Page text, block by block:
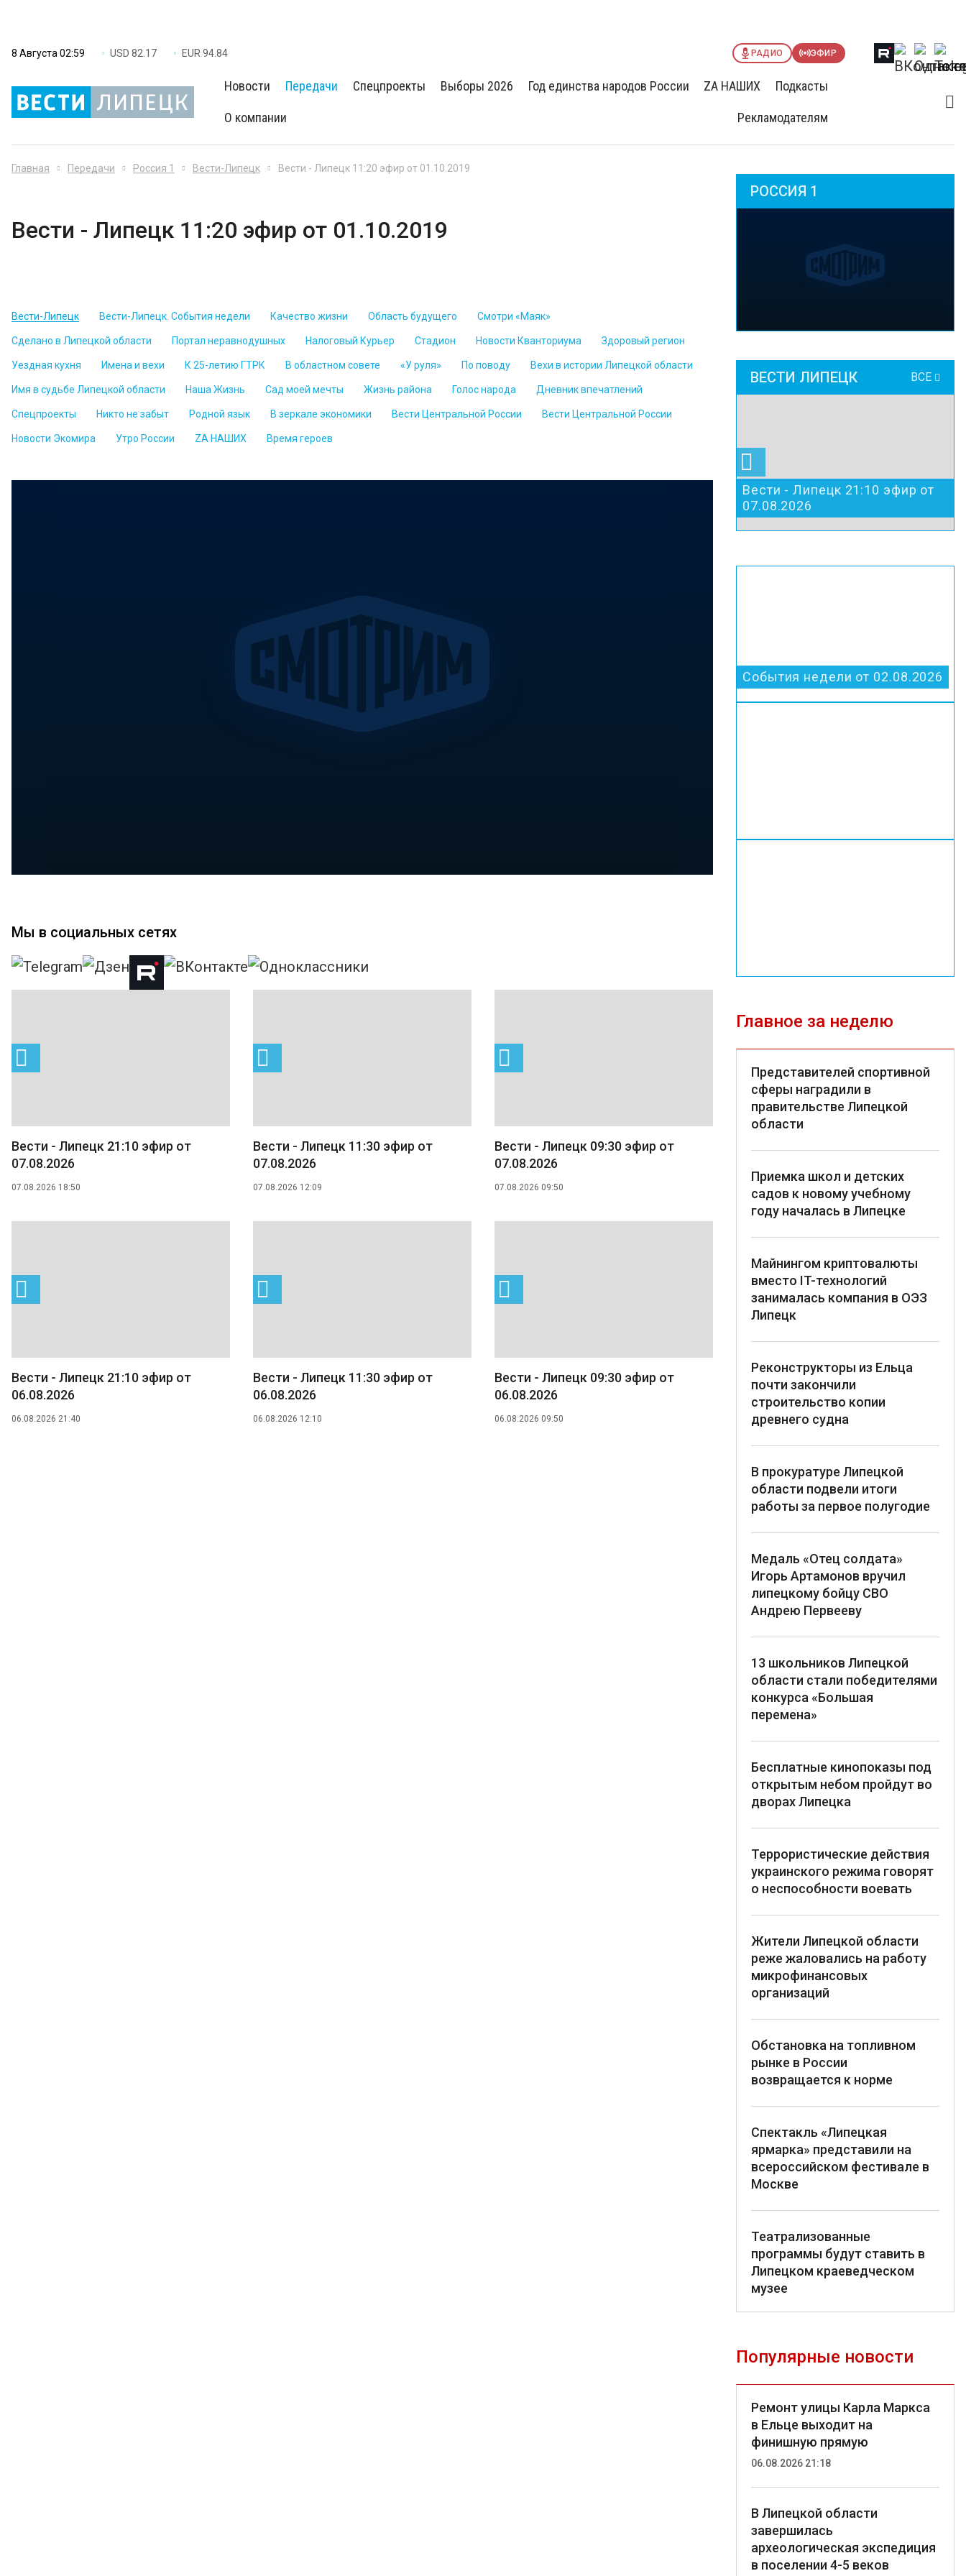
8 Августа 02:59 USD 82.17 EUR 94.84 РАДИО ЭФИР
Новости Передачи Спецпроекты Выборы 2026 Год единства народов России ZА НАШИХ Подкасты
О компании Рекламодателям
Главная Передачи Россия 1 Вести-Липецк Вести - Липецк 11:20 эфир от 01.10.2019
Вести - Липецк 11:20 эфир от 01.10.2019
Вести-Липецк Вести-Липецк. События недели Качество жизни Область будущего Смотри «Маяк»
Сделано в Липецкой области Портал неравнодушных Налоговый Курьер Стадион Новости Кванториума Здоровый регион
Уездная кухня Имена и вехи К 25-летию ГТРК В областном совете «У руля» По поводу Вехи в истории Липецкой области
Имя в судьбе Липецкой области Наша Жизнь Сад моей мечты Жизнь района Голос народа Дневник впечатлений
Спецпроекты Никто не забыт Родной язык В зеркале экономики Вести Центральной России Вести Центральной России
Новости Экомира Утро России ZА НАШИХ Время героев
Мы в социальных сетях
Вести - Липецк 21:10 эфир от
07.08.2026
07.08.2026 18:50
Вести - Липецк 11:30 эфир от
07.08.2026
07.08.2026 12:09
Вести - Липецк 09:30 эфир от
07.08.2026
07.08.2026 09:50
Вести - Липецк 21:10 эфир от
06.08.2026
06.08.2026 21:40
Вести - Липецк 11:30 эфир от
06.08.2026
06.08.2026 12:10
Вести - Липецк 09:30 эфир от
06.08.2026
06.08.2026 09:50
РОССИЯ 1
ВЕСТИ ЛИПЕЦК ВСЕ
Вести - Липецк 21:10 эфир от
07.08.2026
События недели от 02.08.2026
Главное за неделю
Представителей спортивной
сферы наградили в
правительстве Липецкой
области
Приемка школ и детских
садов к новому учебному
году началась в Липецке
Майнингом криптовалюты
вместо IT-технологий
занималась компания в ОЭЗ
Липецк
Реконструкторы из Ельца
почти закончили
строительство копии
древнего судна
В прокуратуре Липецкой
области подвели итоги
работы за первое полугодие
Медаль «Отец солдата»
Игорь Артамонов вручил
липецкому бойцу СВО
Андрею Первееву
13 школьников Липецкой
области стали победителями
конкурса «Большая
перемена»
Бесплатные кинопоказы под
открытым небом пройдут во
дворах Липецка
Террористические действия
украинского режима говорят
о неспособности воевать
Жители Липецкой области
реже жаловались на работу
микрофинансовых
организаций
Обстановка на топливном
рынке в России
возвращается к норме
Спектакль «Липецкая
ярмарка» представили на
всероссийском фестивале в
Москве
Театрализованные
программы будут ставить в
Липецком краеведческом
музее
Популярные новости
Ремонт улицы Карла Маркса
в Ельце выходит на
финишную прямую
06.08.2026 21:18
В Липецкой области
завершилась
археологическая экспедиция
в поселении 4-5 веков